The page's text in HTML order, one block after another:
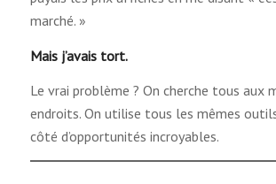
marché. »
Mais j’avais tort.
Le vrai problème ? On cherche tous aux
endroits. On utilise tous les mêmes
côté d’opportunités incroyables.